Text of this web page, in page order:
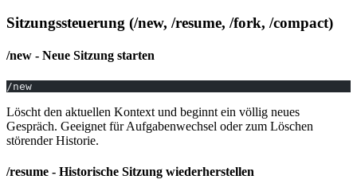
Sitzungssteuerung (/new, /resume, /fork, /compact)
/new - Neue Sitzung starten
/new
Löscht den aktuellen Kontext und beginnt ein völlig neues
Gespräch. Geeignet für Aufgabenwechsel oder zum Löschen
störender Historie.
/resume - Historische Sitzung wiederherstellen